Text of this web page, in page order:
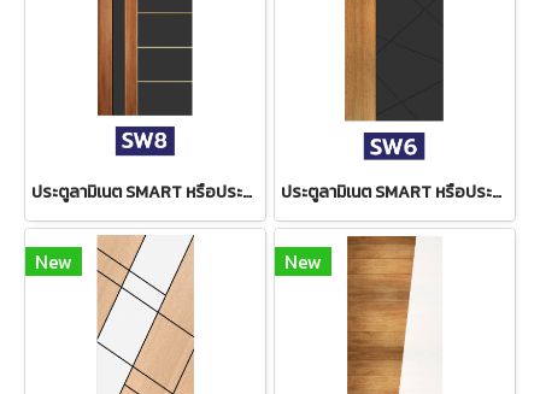
ประตูลามิเนต SMART หรือประตูลามิเนต HDF รุ่น SMART WISDOM รหัส SW8 ประตูลามิเนต SMART หรือประตูลามิเนต HDF รุ่น SMART WISDOM รหัส SW6
New New